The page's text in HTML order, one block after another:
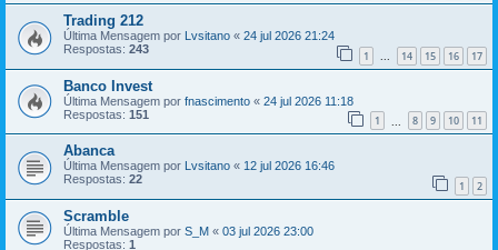
Trading 212
Última Mensagem por Lvsitano « 24 jul 2026 21:24
Respostas: 243 1 ... 14 15 16 17
Banco Invest
Última Mensagem por fnascimento « 24 jul 2026 11:18
Respostas: 151 1 8 9 10 11
Abanca
Última Mensagem por Lvsitano « 12 jul 2026 16:46
Respostas: 22 1 2
Scramble
Última Mensagem por S_M « 03 jul 2026 23:00
Respostas: 1